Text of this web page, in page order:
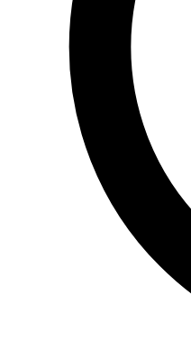
Консультации и
Якутск и Республика Саха
Полезный раздел
Если нужен общий обзор
доступности по адресу,
Возможность подключения
определяется по
доступность услуги, нужно
Рубинет для проверки
Структура
Интерактивная карта